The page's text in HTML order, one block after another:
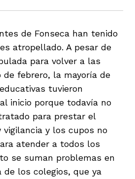
de Fonseca han tenido
atropellado. A pesar de
para volver a las
de febrero, la mayoría de
tuvieron
inicio porque todavía no
para prestar el
vigilancia y los cupos no
atender a todos los
se suman problemas en
los colegios, que ya